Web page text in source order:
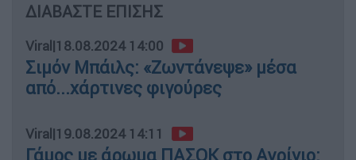
ΔΙΑΒΑΣΤΕ ΕΠΙΣΗΣ
Viral |18.08.2024 14:00
Σιμόν Μπάιλς: «Zωντάνεψε» μέσα
από...χάρτινες φιγούρες
Viral |19.08.2024 14:11
Γάμος με άρωμα ΠΑΣΟΚ στο Αγρίνιο: